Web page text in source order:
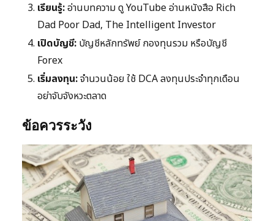
เรียนรู้:อ่านบทความ ดู YouTube อ่านหนังสือ Rich
Dad Poor Dad, The Intelligent Investor
เปิดบัญชี: บัญชีหลักทรัพย์ กองทุนรวม หรือบัญชี
Forex
เริ่มลงทุน:จำนวนน้อย ใช้ DCA ลงทุนประจำทุกเดือน
อย่าจับจังหวะตลาด
ข้อควรระวัง